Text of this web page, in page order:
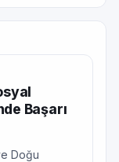
Başarı
Doğu